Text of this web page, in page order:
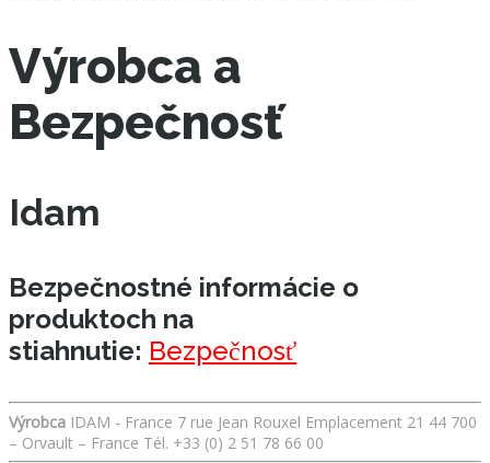
Výrobca a
Bezpečnosť
Idam
Bezpečnostné informácie o
produktoch na
stiahnutie: Bezpečnosť
Výrobca IDAM - France 7 rue Jean Rouxel Emplacement 21 44 700
– Orvault – France Tél. +33 (0) 2 51 78 66 00